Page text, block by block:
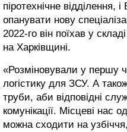
піротехнічне
опанувати нову
2022-го він поїхав у
на Харківщині.
«Розміновували у першу
логістику для ЗСУ. А
труби, аби відповідні
комунікації. Місцеві нас
можна сходити на